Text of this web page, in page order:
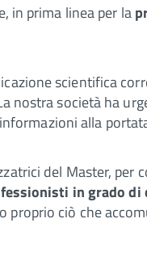
in prima linea per la
scientifica
nostra società ha
alla
del Master, per
in grado di
proprio ciò che